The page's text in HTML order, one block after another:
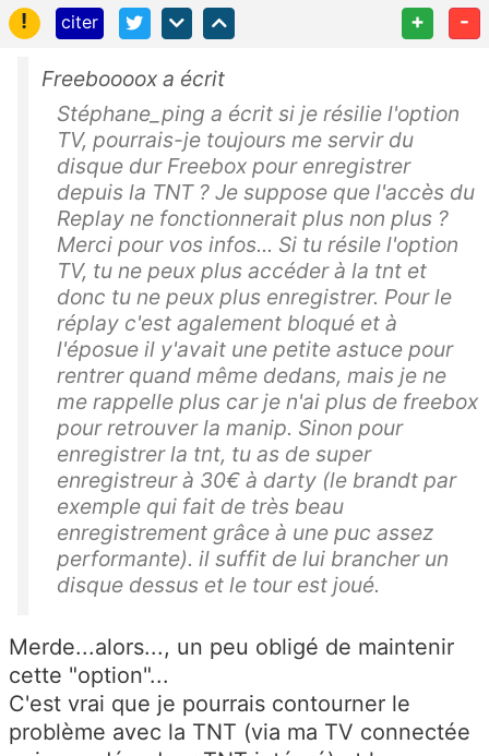
!
citer + -
Freeboooox a écrit
Stéphane_ping a écrit si je résilie l'option
TV, pourrais-je toujours me servir du
disque dur Freebox pour enregistrer
depuis la TNT ? Je suppose que l'accès du
Replay ne fonctionnerait plus non plus ?
Merci pour vos infos... Si tu résile l'option
TV, tu ne peux plus accéder à la tnt et
donc tu ne peux plus enregistrer. Pour le
réplay c'est agalement bloqué et à
l'éposue il y'avait une petite astuce pour
rentrer quand même dedans, mais je ne
me rappelle plus car je n'ai plus de freebox
pour retrouver la manip. Sinon pour
enregistrer la tnt, tu as de super
enregistreur à 30€ à darty (le brandt par
exemple qui fait de très beau
enregistrement grâce à une puc assez
performante). il suffit de lui brancher un
disque dessus et le tour est joué.
Merde...alors..., un peu obligé de maintenir
cette "option"...
C'est vrai que je pourrais contourner le
problème avec la TNT (via ma TV connectée